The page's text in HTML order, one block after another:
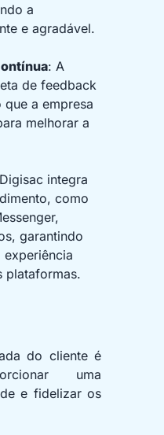
a
e agradável.
: A
de feedback
a empresa
melhorar a
integra
como
garantindo
experiência
plataformas.
do cliente é
uma
e fidelizar os